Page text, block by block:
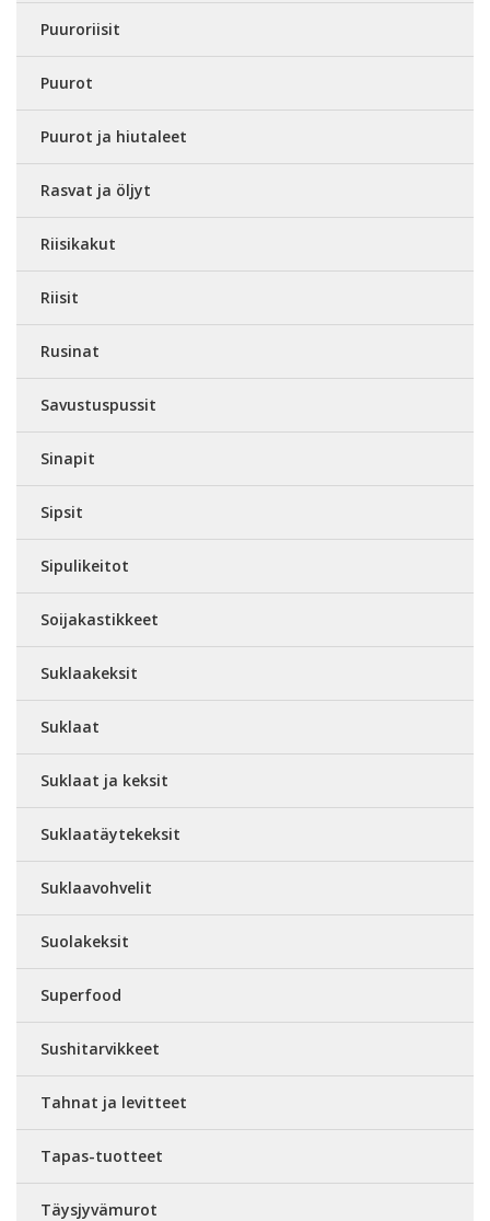
Puuroriisit
Puurot
Puurot ja hiutaleet
Rasvat ja öljyt
Riisikakut
Riisit
Rusinat
Savustuspussit
Sinapit
Sipsit
Sipulikeitot
Soijakastikkeet
Suklaakeksit
Suklaat
Suklaat ja keksit
Suklaatäytekeksit
Suklaavohvelit
Suolakeksit
Superfood
Sushitarvikkeet
Tahnat ja levitteet
Tapas-tuotteet
Täysjyvämurot